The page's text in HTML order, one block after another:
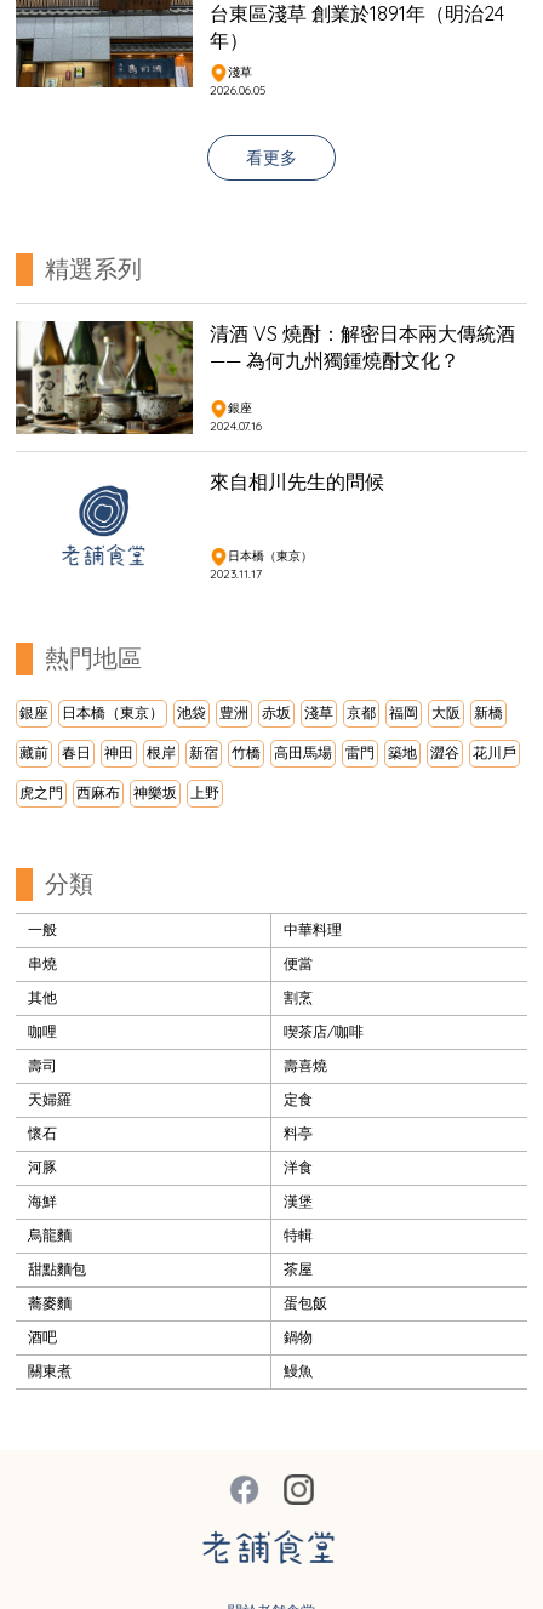
台東區淺草 創業於1891年（明治24
年）
淺草
2026.06.05
看更多
精選系列
清酒 VS 燒酎：解密日本兩大傳統酒
—— 為何九州獨鍾燒酎文化？
銀座
2024.07.16
來自相川先生的問候
日本橋（東京）
2023.11.17
熱門地區
銀座 日本橋（東京） 池袋 豊洲 赤坂 淺草 京都 福岡 大阪 新橋
藏前 春日 神田 根岸 新宿 竹橋 高田馬場 雷門 築地 澀谷 花川戶
虎之門 西麻布 神樂坂 上野
分類
一般
中華料理
串燒
便當
其他
割烹
咖哩
喫茶店/咖啡
壽司
壽喜燒
天婦羅
定食
懷石
料亭
河豚
洋食
海鮮
漢堡
烏龍麵
特輯
甜點麵包
茶屋
蕎麥麵
蛋包飯
酒吧
鍋物
關東煮
鰻魚